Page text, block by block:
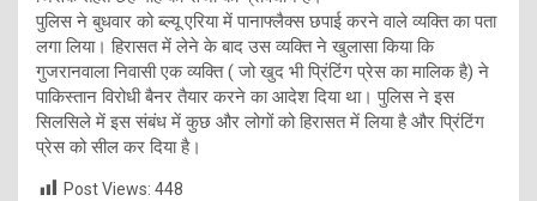
पुलिस ने बुधवार को ब्ल्यू एरिया में पानाफ्लैक्स छपाई करने वाले व्यक्ति का पता
लगा लिया। हिरासत में लेने के बाद उस व्यक्ति ने खुलासा किया कि
गुजरानवाला निवासी एक व्यक्ति ( जो खुद भी प्रिंटिंग प्रेस का मालिक है) ने
पाकिस्तान विरोधी बैनर तैयार करने का आदेश दिया था। पुलिस ने इस
सिलसिले में इस संबंध में कुछ और लोगों को हिरासत में लिया है और प्रिंटिंग
प्रेस को सील कर दिया है।
Post Views: 448